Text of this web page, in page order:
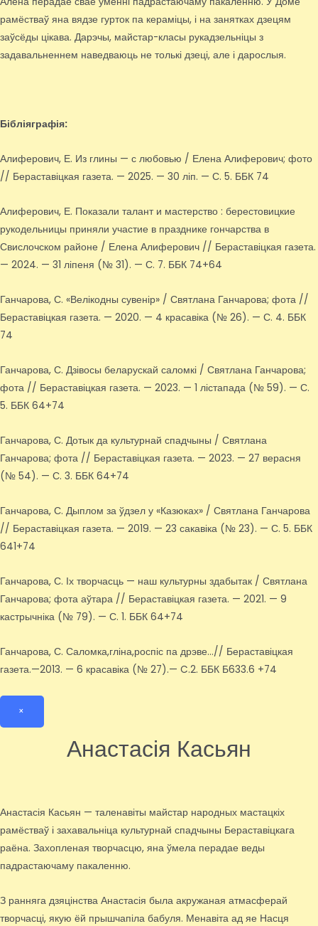
рамёстваў яна вядзе гурток па кераміцы, і на занятках дзецям
заўсёды цікава. Дарэчы, майстар-класы рукадзельніцы з
задавальненнем наведваюць не толькі дзеці, але і дарослыя.
Бібліяграфія:
Алиферович, Е. Из глины — с любовью / Елена Алиферович; фото
// Бераставіцкая газета. — 2025. — 30 ліп. — С. 5. ББК 74
Алиферович, Е. Показали талант и мастерство : берестовицкие
рукодельницы приняли участие в празднике гончарства в
Свислочском районе / Елена Алиферович // Бераставіцкая газета.
— 2024. — 31 ліпеня (№ 31). — С. 7. ББК 74+64
Ганчарова, С. «Велікодны сувенір» / Святлана Ганчарова; фота //
Бераставіцкая газета. — 2020. — 4 красавіка (№ 26). — С. 4. ББК
74
Ганчарова, С. Дзівосы беларускай саломкі / Святлана Ганчарова;
фота // Бераставіцкая газета. — 2023. — 1 лістапада (№ 59). — С.
5. ББК 64+74
Ганчарова, С. Дотык да культурнай спадчыны / Святлана
Ганчарова; фота // Бераставіцкая газета. — 2023. — 27 верасня
(№ 54). — С. 3. ББК 64+74
Ганчарова, С. Дыплом за ўдзел у «Казюках» / Святлана Ганчарова
// Бераставіцкая газета. — 2019. — 23 сакавіка (№ 23). — С. 5. ББК
641+74
Ганчарова, С. Іх творчасць — наш культурны здабытак / Святлана
Ганчарова; фота аўтара // Бераставіцкая газета. — 2021. — 9
кастрычніка (№ 79). — С. 1. ББК 64+74
Ганчарова, С. Саломка,гліна,роспіс па дрэве…// Бераставіцкая
газета.—2013. — 6 красавіка (№ 27).— C.2. ББК Б633.6 +74
×
Анастасія Касьян
Анастасія Касьян — таленавіты майстар народных мастацкіх
рамёстваў і захавальніца культурнай спадчыны Бераставіцкага
раёна. Захопленая творчасцю, яна ўмела перадае веды
падрастаючаму пакаленню.
З ранняга дзяцінства Анастасія была акружаная атмасферай
творчасці, якую ёй прышчапіла бабуля. Менавіта ад яе Насця